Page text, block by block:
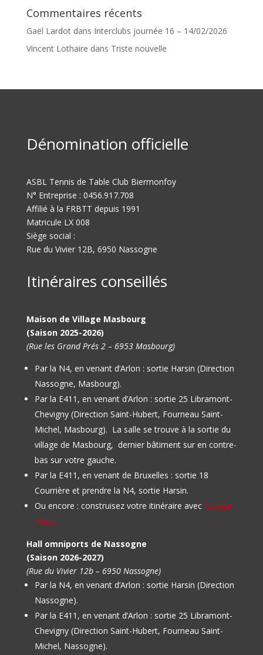
Commentaires récents
Gaël Lardotdans Interclubs journée 16 – 14/02/2026
Vincent Lothaire dans Triste nouvelle
Dénomination officielle
ASBL Tennis de Table Club Biermonfoy
N° Entreprise : 0456.917.708
Affilié à la FRBTT depuis 1991
Matricule LX 008
Siège social :
Rue du Vivier 12B, 6950 Nassogne
Itinéraires conseillés
Maison de Village Masbourg
(Saison 2025-2026)
(Rue les Grand Prés 2 – 6953 Masbourg)
Par la N4, en venant d’Arlon : sortie Harsin (Direction
Nassogne, Masbourg).
Par la E411, en venant d’Arlon : sortie 25 Libramont-
Chevigny (Direction Saint-Hubert, Fourneau Saint-
Michel, Masbourg). La salle se trouve à la sortie du
village de Masbourg, dernier bâtiment sur en contre-
bas sur votre gauche.
Par la E411, en venant de Bruxelles : sortie 18
Courrière et prendre la N4, sortie Harsin.
Ou encore : construisez votre itinéraire avec Google
Maps
Hall omniports de Nassogne
(Saison 2026-2027)
(Rue du Vivier 12b – 6950 Nassogne)
Par la N4, en venant d’Arlon : sortie Harsin (Direction
Nassogne).
Par la E411, en venant d’Arlon : sortie 25 Libramont-
Chevigny (Direction Saint-Hubert, Fourneau Saint-
Michel, Nassogne).